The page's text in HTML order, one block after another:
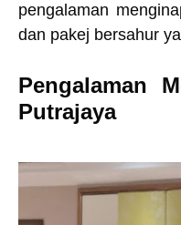
pengalaman
dan pakej bersahur
Pengalaman
Putrajaya